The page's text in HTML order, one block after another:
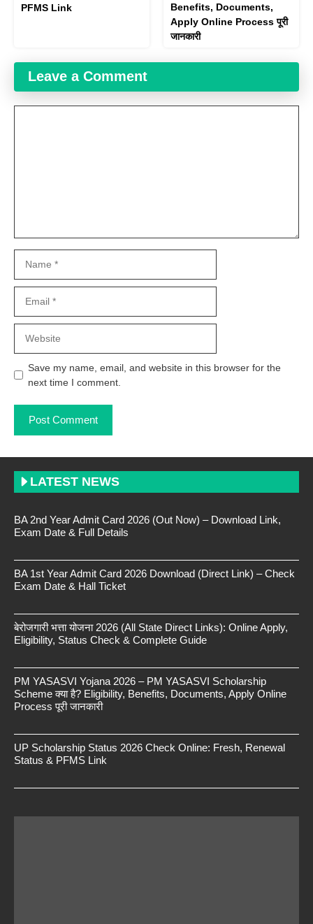
PFMS Link
Benefits, Documents,
Apply Online Process पूरी
जानकारी
Leave a Comment
Save my name, email, and website in this browser for the
next time I comment.
LATEST NEWS
BA 2nd Year Admit Card 2026 (Out Now) – Download Link,
Exam Date & Full Details
BA 1st Year Admit Card 2026 Download (Direct Link) – Check
Exam Date & Hall Ticket
बेरोजगारी भत्ता योजना 2026 (All State Direct Links): Online Apply,
Eligibility, Status Check & Complete Guide
PM YASASVI Yojana 2026 – PM YASASVI Scholarship
Scheme क्या है? Eligibility, Benefits, Documents, Apply Online
Process पूरी जानकारी
UP Scholarship Status 2026 Check Online: Fresh, Renewal
Status & PFMS Link